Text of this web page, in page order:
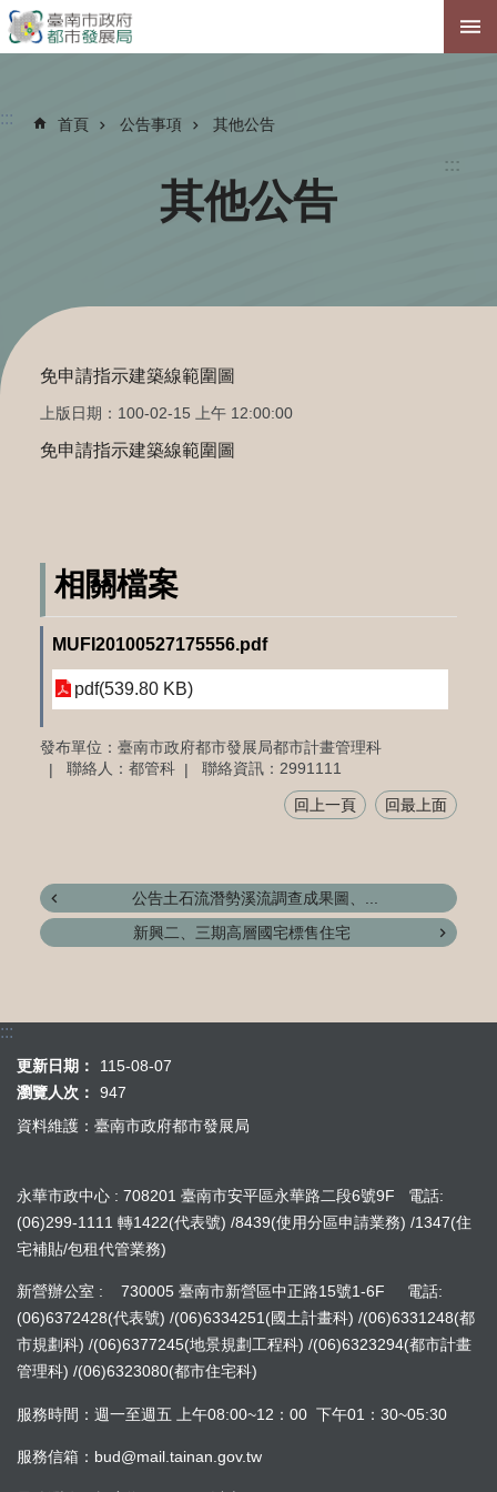
跳到主要內容區塊
:::
::: 首頁 公告事項 其他公告
其他公告
免申請指示建築線範圍圖
上版日期：100-02-15 上午 12:00:00
免申請指示建築線範圍圖
相關檔案
MUFI20100527175556.pdf
pdf(539.80 KB)
發布單位：臺南市政府都市發展局都市計畫管理科
聯絡人：都管科
聯絡資訊：2991111
回上一頁 回最上面
公告土石流潛勢溪流調查成果圖、...
新興二、三期高層國宅標售住宅
:::
更新日期：
115-08-07
瀏覽人次：
947
資料維護：臺南市政府都市發展局
永華市政中心 : 708201 臺南市安平區永華路二段6號9F 電話:
(06)299-1111 轉1422(代表號) /8439(使用分區申請業務) /1347(住
宅補貼/包租代管業務)
新營辦公室 : 730005 臺南市新營區中正路15號1-6F 電話:
(06)6372428(代表號) /(06)6334251(國土計畫科) /(06)6331248(都
市規劃科) /(06)6377245(地景規劃工程科) /(06)6323294(都市計畫
管理科) /(06)6323080(都市住宅科)
服務時間：週一至週五 上午08:00~12：00 下午01：30~05:30
服務信箱：bud@mail.tainan.gov.tw